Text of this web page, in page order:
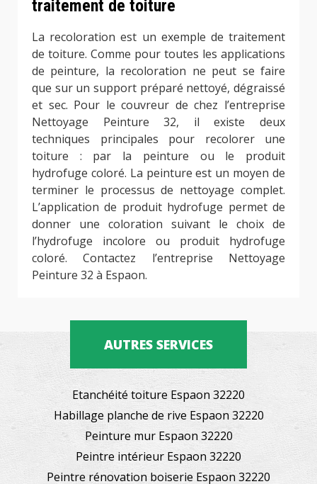
traitement de toiture
La recoloration est un exemple de traitement
de toiture. Comme pour toutes les applications
de peinture, la recoloration ne peut se faire
que sur un support préparé nettoyé, dégraissé
et sec. Pour le couvreur de chez l’entreprise
Nettoyage Peinture 32, il existe deux
techniques principales pour recolorer une
toiture : par la peinture ou le produit
hydrofuge coloré. La peinture est un moyen de
terminer le processus de nettoyage complet.
L’application de produit hydrofuge permet de
donner une coloration suivant le choix de
l’hydrofuge incolore ou produit hydrofuge
coloré. Contactez l’entreprise Nettoyage
Peinture 32 à Espaon.
AUTRES SERVICES
Etanchéité toiture Espaon 32220
Habillage planche de rive Espaon 32220
Peinture mur Espaon 32220
Peintre intérieur Espaon 32220
Peintre rénovation boiserie Espaon 32220